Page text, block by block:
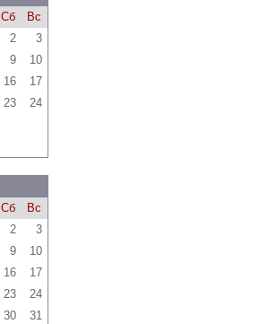
Сб
Вс
2
3
9
10
16
17
23
24
Сб
Вс
2
3
9
10
16
17
23
24
30 31